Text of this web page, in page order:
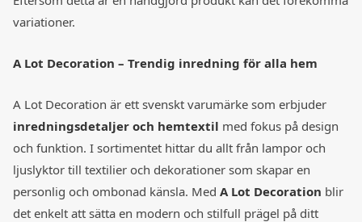
variationer.
A Lot Decoration – Trendig inredning för alla hem
A Lot Decoration är ett svenskt varumärke som erbjuder
inredningsdetaljer och hemtextil med fokus på design
och funktion. I sortimentet hittar du allt från lampor och
ljuslyktor till textilier och dekorationer som skapar en
personlig och ombonad känsla. Med A Lot Decoration blir
det enkelt att sätta en modern och stilfull prägel på ditt